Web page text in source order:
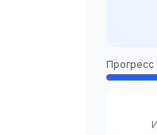
Прогресс